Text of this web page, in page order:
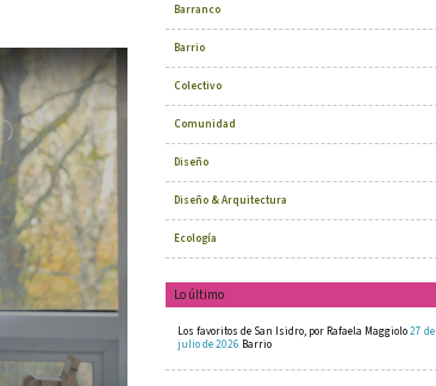
Barranco
Barrio
Colectivo
Comunidad
Diseño
Diseño & Arquitectura
Ecología
Lo último
Los favoritos de San Isidro, por Rafaela Maggiolo27 de
julio de 2026 Barrio